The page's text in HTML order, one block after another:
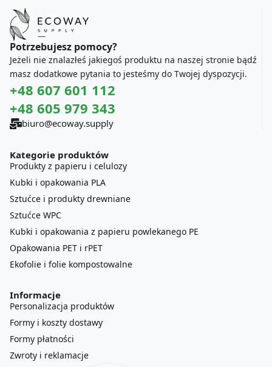
Potrzebujesz pomocy?
Jeżeli nie znalazłeś jakiegoś produktu na naszej stronie bądź
masz dodatkowe pytania to jesteśmy do Twojej dyspozycji.
+48 607 601 112
+48 605 979 343
biuro@ecoway.supply
Kategorie produktów
Produkty z papieru i celulozy
Kubki i opakowania PLA
Sztućce i produkty drewniane
Sztućce WPC
Kubki i opakowania z papieru powlekanego PE
Opakowania PET i rPET
Ekofolie i folie kompostowalne
Informacje
Personalizacja produktów
Formy i koszty dostawy
Formy płatności
Zwroty i reklamacje